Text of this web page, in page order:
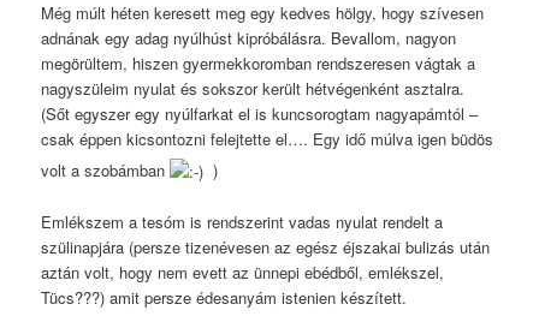
Még múlt héten keresett meg egy kedves hölgy, hogy szívesen
adnának egy adag nyúlhúst kipróbálásra. Bevallom, nagyon
megörültem, hiszen gyermekkoromban rendszeresen vágtak a
nagyszüleim nyulat és sokszor került hétvégenként asztalra.
(Sőt egyszer egy nyúlfarkat el is kuncsorogtam nagyapámtól –
csak éppen kicsontozni felejtette el…. Egy idő múlva igen büdös
volt a szobámban
)
Emlékszem a tesóm is rendszerint vadas nyulat rendelt a
szülinapjára (persze tizenévesen az egész éjszakai bulizás után
aztán volt, hogy nem evett az ünnepi ebédből, emlékszel,
Tücs???) amit persze édesanyám istenien készített.